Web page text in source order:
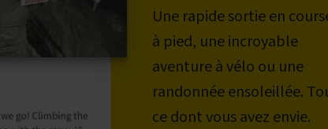
Une rapide sortie en
à pied, une incroyable
aventure à vélo ou une
randonnée ensoleillée.
ce dont vous avez envie.